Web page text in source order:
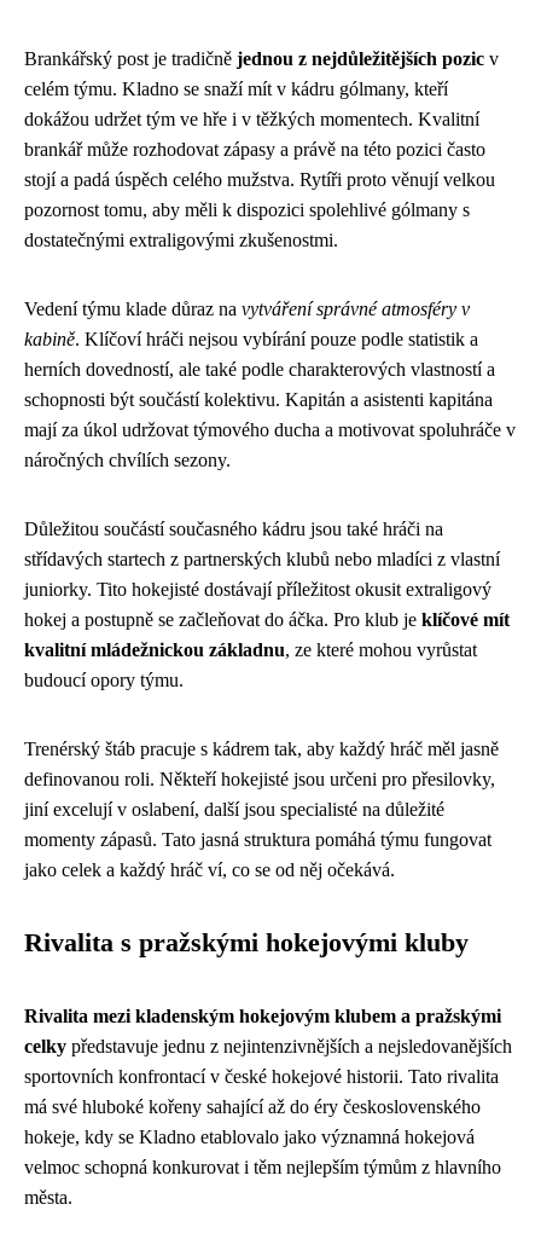
Brankářský post je tradičně jednou z nejdůležitějších pozic v
celém týmu. Kladno se snaží mít v kádru gólmany, kteří
dokážou udržet tým ve hře i v těžkých momentech. Kvalitní
brankář může rozhodovat zápasy a právě na této pozici často
stojí a padá úspěch celého mužstva. Rytíři proto věnují velkou
pozornost tomu, aby měli k dispozici spolehlivé gólmany s
dostatečnými extraligovými zkušenostmi.
Vedení týmu klade důraz na vytváření správné atmosféry v
kabině. Klíčoví hráči nejsou vybírání pouze podle statistik a
herních dovedností, ale také podle charakterových vlastností a
schopnosti být součástí kolektivu. Kapitán a asistenti kapitána
mají za úkol udržovat týmového ducha a motivovat spoluhráče v
náročných chvílích sezony.
Důležitou součástí současného kádru jsou také hráči na
střídavých startech z partnerských klubů nebo mladíci z vlastní
juniorky. Tito hokejisté dostávají příležitost okusit extraligový
hokej a postupně se začleňovat do áčka. Pro klub je klíčové mít
kvalitní mládežnickou základnu, ze které mohou vyrůstat
budoucí opory týmu.
Trenérský štáb pracuje s kádrem tak, aby každý hráč měl jasně
definovanou roli. Někteří hokejisté jsou určeni pro přesilovky,
jiní excelují v oslabení, další jsou specialisté na důležité
momenty zápasů. Tato jasná struktura pomáhá týmu fungovat
jako celek a každý hráč ví, co se od něj očekává.
Rivalita s pražskými hokejovými kluby
Rivalita mezi kladenským hokejovým klubem a pražskými
celky představuje jednu z nejintenzivnějších a nejsledovanějších
sportovních konfrontací v české hokejové historii. Tato rivalita
má své hluboké kořeny sahající až do éry československého
hokeje, kdy se Kladno etablovalo jako významná hokejová
velmoc schopná konkurovat i těm nejlepším týmům z hlavního
města.